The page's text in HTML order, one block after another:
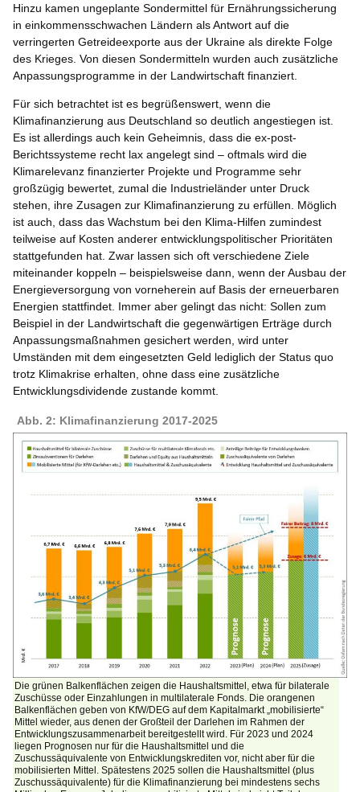
Hinzu kamen ungeplante Sondermittel für Ernährungssicherung
in einkommensschwachen Ländern als Antwort auf die
verringerten Getreideexporte aus der Ukraine als direkte Folge
des Krieges. Von diesen Sondermitteln wurden auch zusätzliche
Anpassungsprogramme in der Landwirtschaft finanziert.
Für sich betrachtet ist es begrüßenswert, wenn die
Klimafinanzierung aus Deutschland so deutlich angestiegen ist.
Es ist allerdings auch kein Geheimnis, dass die ex-post-
Berichtssysteme recht lax angelegt sind – oftmals wird die
Klimarelevanz finanzierter Projekte und Programme sehr
großzügig bewertet, zumal die Industrieländer unter Druck
stehen, ihre Zusagen zur Klimafinanzierung zu erfüllen. Möglich
ist auch, dass das Wachstum bei den Klima-Hilfen zumindest
teilweise auf Kosten anderer entwicklungspolitischer Prioritäten
stattgefunden hat. Zwar lassen sich oft verschiedene Ziele
miteinander koppeln – beispielsweise dann, wenn der Ausbau der
Energieversorgung von vorneherein auf Basis der erneuerbaren
Energien stattfindet. Immer aber gelingt das nicht: Sollen zum
Beispiel in der Landwirtschaft die gegenwärtigen Erträge durch
Anpassungsmaßnahmen gesichert werden, wird unter
Umständen mit dem eingesetzten Geld lediglich der Status quo
trotz Klimakrise erhalten, ohne dass eine zusätzliche
Entwicklungsdividende zustande kommt.
Abb. 2: Klimafinanzierung 2017-2025
Die grünen Balkenflächen zeigen die Haushaltsmittel, etwa für bilaterale
Zuschüsse oder Einzahlungen in multilaterale Fonds. Die orangenen
Balkenflächen geben von KfW/DEG auf dem Kapitalmarkt „mobilisierte“
Mittel wieder, aus denen der Großteil der Darlehen im Rahmen der
Entwicklungszusammenarbeit bereitgestellt wird. Für 2023 und 2024
liegen Prognosen nur für die Haushaltsmittel und die
Zuschussäquivalente von Entwicklungskrediten vor, nicht aber für die
mobilisierten Mittel. Spätestens 2025 sollen die Haushaltsmittel (plus
Zuschussäquivalente) für die Klimafinanzierung bei mindestens sechs